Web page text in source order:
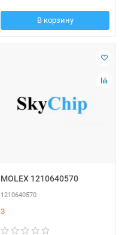
В корзину
MOLEX 1210640570
1210640570
3